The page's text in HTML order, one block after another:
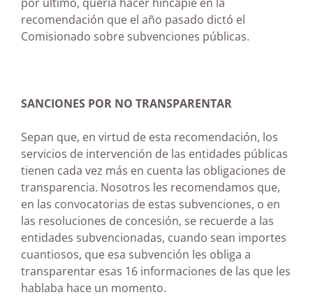
recomendación que el año pasado dictó el
Comisionado sobre subvenciones públicas.
SANCIONES POR NO TRANSPARENTAR
Sepan que, en virtud de esta recomendación, los
servicios de intervención de las entidades públicas
tienen cada vez más en cuenta las obligaciones de
transparencia. Nosotros les recomendamos que,
en las convocatorias de estas subvenciones, o en
las resoluciones de concesión, se recuerde a las
entidades subvencionadas, cuando sean importes
cuantiosos, que esa subvención les obliga a
transparentar esas 16 informaciones de las que les
hablaba hace un momento.